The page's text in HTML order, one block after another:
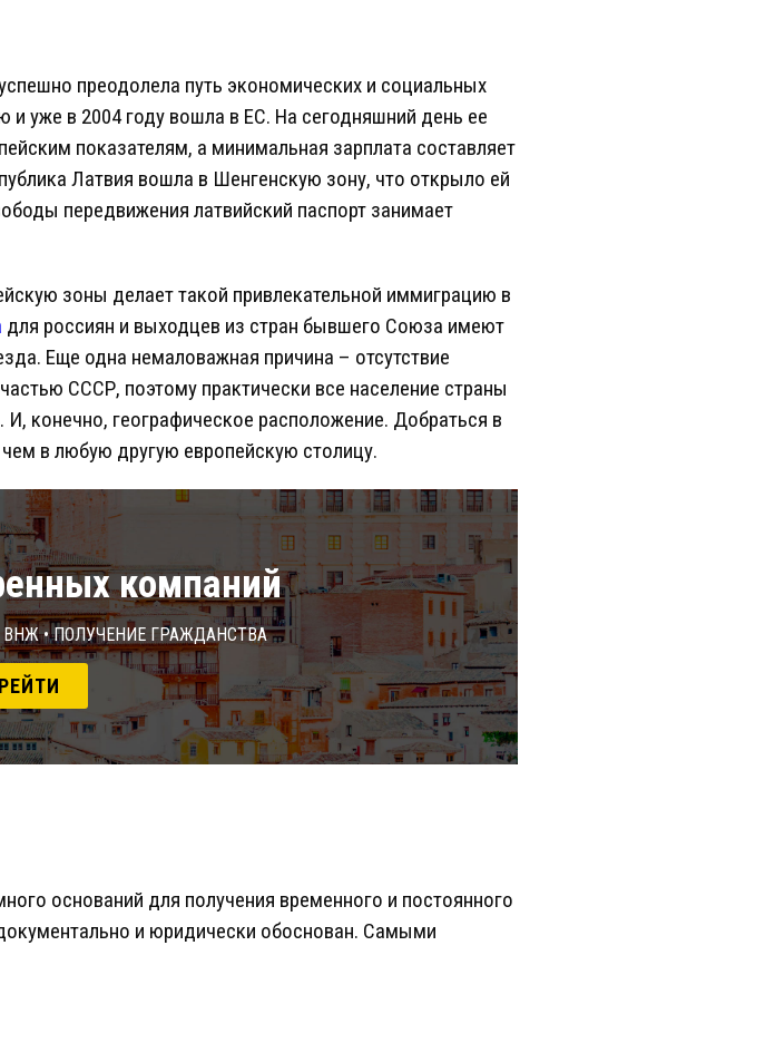
преодолела путь экономических и социальных
уже в 2004 году вошла в ЕС. На сегодняшний день ее
показателям, а минимальная зарплата составляет
Латвия вошла в Шенгенскую зону, что открыло ей
передвижения латвийский паспорт занимает
зоны делает такой привлекательной иммиграцию в
для россиян и выходцев из стран бывшего Союза имеют
Еще одна немаловажная причина – отсутствие
СССР, поэтому практически все население страны
конечно, географическое расположение. Добраться в
в любую другую европейскую столицу.
компаний
• Получение гражданства
оснований для получения временного и постоянного
и юридически обоснован. Самыми